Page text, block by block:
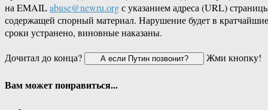
на EMAILabuse@newru.orgс указанием адреса (URL)
содержащей спорный материал. Нарушение будет в кратчайшие
сроки устранено, виновные наказаны.
Дочитал до конца?
Жми кнопку!
Вам может понравиться...